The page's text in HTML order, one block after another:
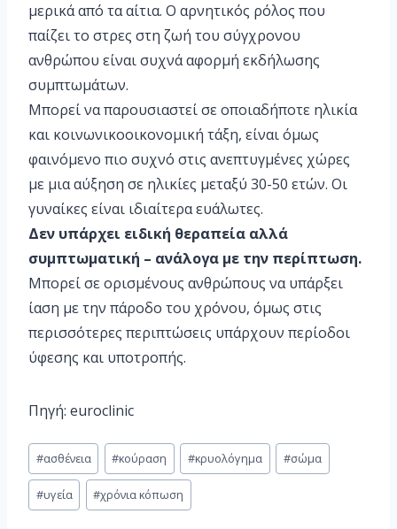
μερικά από τα αίτια. Ο αρνητικός ρόλος που
παίζει το στρες στη ζωή του σύγχρονου
ανθρώπου είναι συχνά αφορμή εκδήλωσης
συμπτωμάτων.
Μπορεί να παρουσιαστεί σε οποιαδήποτε ηλικία
και κοινωνικοοικονομική τάξη, είναι όμως
φαινόμενο πιο συχνό στις ανεπτυγμένες χώρες
με μια αύξηση σε ηλικίες μεταξύ 30-50 ετών. Οι
γυναίκες είναι ιδιαίτερα ευάλωτες.
Δεν υπάρχει ειδική θεραπεία αλλά
συμπτωματική – ανάλογα με την περίπτωση.
Μπορεί σε ορισμένους ανθρώπους να υπάρξει
ίαση με την πάροδο του χρόνου, όμως στις
περισσότερες περιπτώσεις υπάρχουν περίοδοι
ύφεσης και υποτροπής.
Πηγή: euroclinic
#ασθένεια #κούραση #κρυολόγημα #σώμα
#υγεία #χρόνια κόπωση